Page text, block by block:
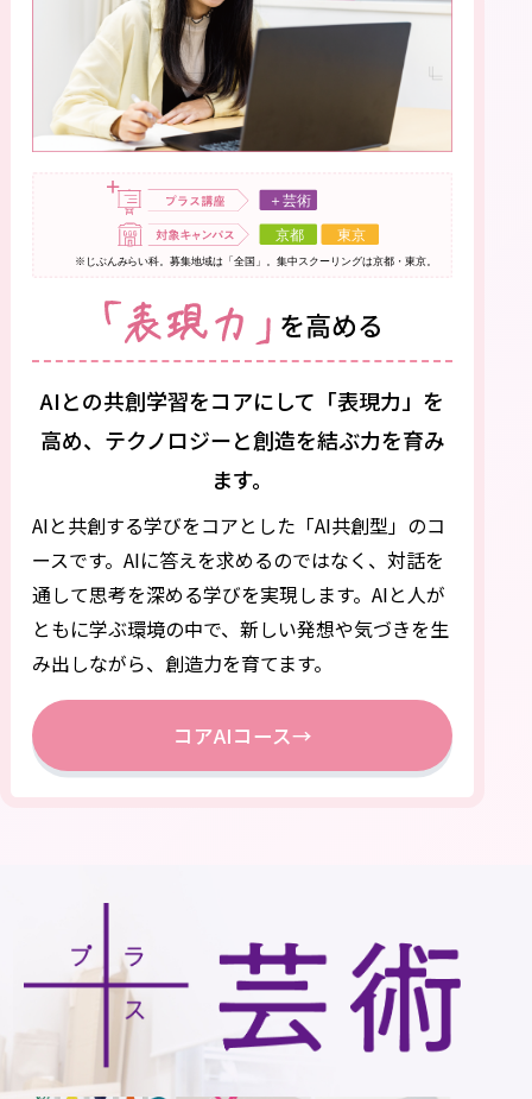
AIとの共創学習をコアにして「表現力」を
高め、 テクノロジーと創造を結ぶ力を育み
ます。
AIと共創する学びをコアとした「AI共創型」のコ
ースです。 AIに答えを求めるのではなく、対話を
通して思考を深める学びを実現します。AIと人が
ともに学ぶ環境の中で、新しい発想や気づきを生
み出しながら、創造力を育てます。
コアAIコース→